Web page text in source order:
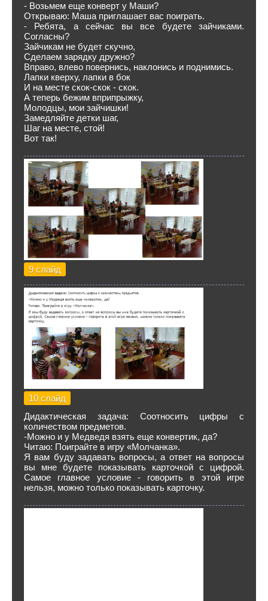
- Возьмем еще конверт у Маши?
Открываю: Маша приглашает вас поиграть.
- Ребята, а сейчас вы все будете зайчиками.
Согласны?
Зайчикам не будет скучно,
Сделаем зарядку дружно?
Вправо, влево повернись, наклонись и поднимись.
Лапки кверху, лапки в бок
И на месте скок-скок - скок.
А теперь бежим вприпрыжку,
Молодцы, мои зайчишки!
Замедляйте детки шаг,
Шаг на месте, стой!
Вот так!
9 слайд
10 слайд
Дидактическая задача: Соотносить цифры с
количеством предметов.
-Можно и у Медведя взять еще конвертик, да?
Читаю: Поиграйте в игру «Молчанка».
Я вам буду задавать вопросы, а ответ на вопросы
вы мне будете показывать карточкой с цифрой.
Самое главное условие - говорить в этой игре
нельзя, можно только показывать карточку.